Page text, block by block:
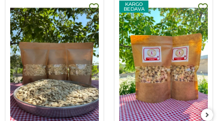
KARGO
BEDAVA